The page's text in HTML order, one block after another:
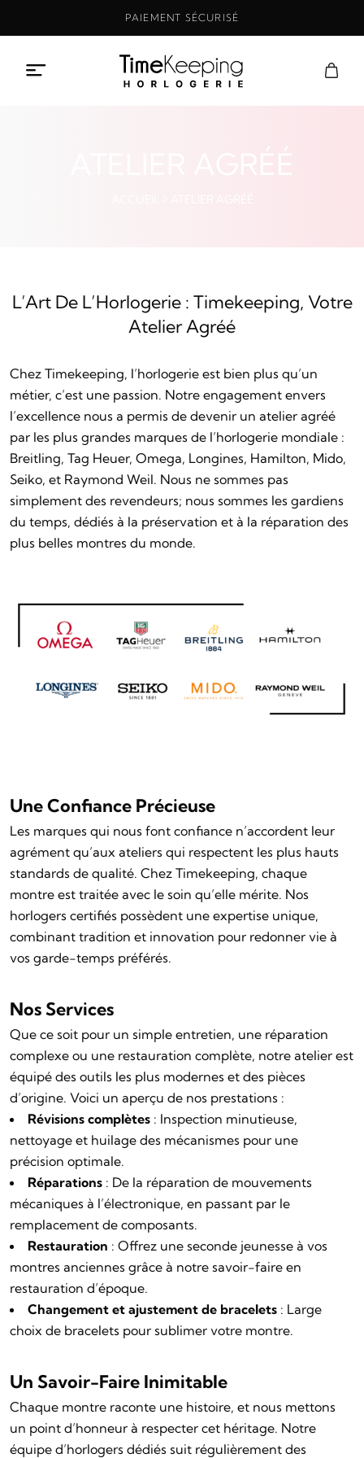
PAIEMENT SÉCURISÉ
L’Art De L’Horlogerie : Timekeeping, Votre
Atelier Agréé
Chez Timekeeping, l’horlogerie est bien plus qu’un
métier, c’est une passion. Notre engagement envers
l’excellence nous a permis de devenir un atelier agréé
par les plus grandes marques de l’horlogerie mondiale :
Breitling, Tag Heuer, Omega, Longines, Hamilton, Mido,
Seiko, et Raymond Weil. Nous ne sommes pas
simplement des revendeurs; nous sommes les gardiens
du temps, dédiés à la préservation et à la réparation des
plus belles montres du monde.
Une Confiance Précieuse
Les marques qui nous font confiance n’accordent leur
agrément qu’aux ateliers qui respectent les plus hauts
standards de qualité. Chez Timekeeping, chaque
montre est traitée avec le soin qu’elle mérite. Nos
horlogers certifiés possèdent une expertise unique,
combinant tradition et innovation pour redonner vie à
vos garde-temps préférés.
Nos Services
Que ce soit pour un simple entretien, une réparation
complexe ou une restauration complète, notre atelier est
équipé des outils les plus modernes et des pièces
d’origine. Voici un aperçu de nos prestations :
Révisions complètes : Inspection minutieuse,
nettoyage et huilage des mécanismes pour une
précision optimale.
Réparations : De la réparation de mouvements
mécaniques à l’électronique, en passant par le
remplacement de composants.
Restauration : Offrez une seconde jeunesse à vos
montres anciennes grâce à notre savoir-faire en
restauration d’époque.
Changement et ajustement de bracelets : Large
choix de bracelets pour sublimer votre montre.
Un Savoir-Faire Inimitable
Chaque montre raconte une histoire, et nous mettons
un point d’honneur à respecter cet héritage. Notre
équipe d’horlogers dédiés suit régulièrement des